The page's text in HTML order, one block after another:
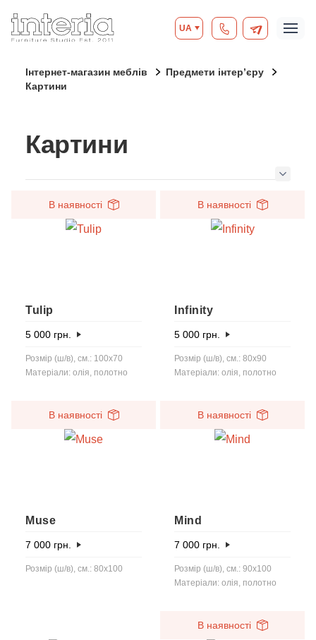
UA
Інтернет-магазин меблів
Предмети інтер’єру
Картини
Картини
В наявності
Tulip
5 000 грн.
Розмір (ш/в), см.: 100x70
Матеріали: олія, полотно
В наявності
Infinity
5 000 грн.
Розмір (ш/в), см.: 80x90
Матеріали: олія, полотно
В наявності
Muse
7 000 грн.
Розмір (ш/в), см.: 80x100
В наявності
Mind
7 000 грн.
Розмір (ш/в), см.: 90x100
Матеріали: олія, полотно
В наявності